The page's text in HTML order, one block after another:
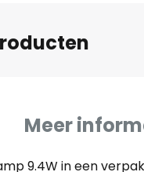
Meer
9.4W in een